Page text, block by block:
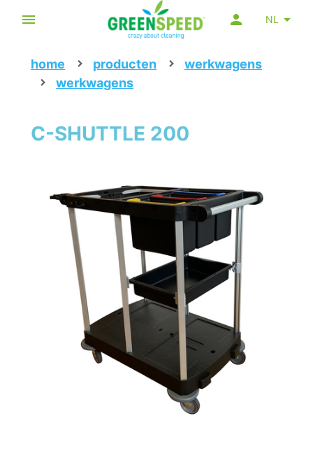
NL
home producten
werkwagens
werkwagens
C-SHUTTLE 200